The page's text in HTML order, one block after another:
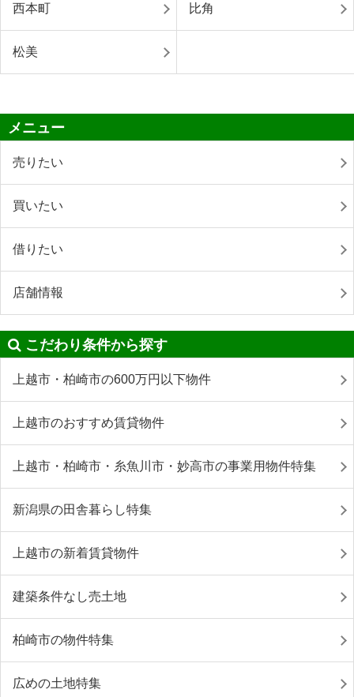
西本町 比角
松美
メニュー
売りたい
買いたい
借りたい
店舗情報
こだわり条件から探す
上越市・柏崎市の600万円以下物件
上越市のおすすめ賃貸物件
上越市・柏崎市・糸魚川市・妙高市の事業用物件特集
新潟県の田舎暮らし特集
上越市の新着賃貸物件
建築条件なし売土地
柏崎市の物件特集
広めの土地特集